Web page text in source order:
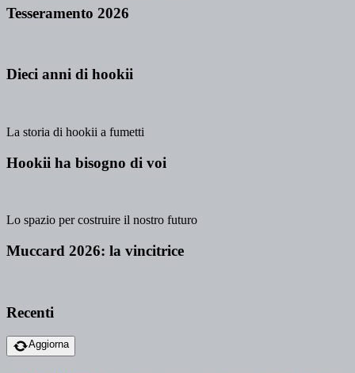
Tesseramento 2026
Dieci anni di hookii
La storia di hookii a fumetti
Hookii ha bisogno di voi
Lo spazio per costruire il nostro futuro
Muccard 2026: la vincitrice
Recenti
Aggiorna